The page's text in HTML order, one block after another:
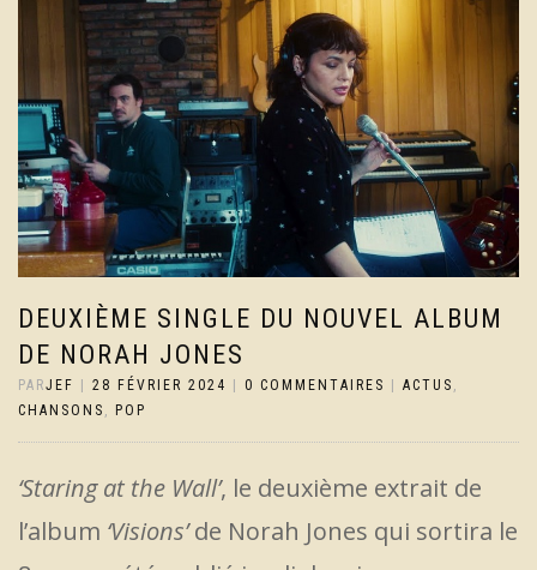
DEUXIÈME SINGLE DU NOUVEL ALBUM
DE NORAH JONES
PARJEF | 28 FÉVRIER 2024 | 0 COMMENTAIRES | ACTUS
CHANSONS
POP
‘Staring at the Wall’, le deuxième extrait de
l’album ‘Visions’de Norah Jones qui sortira le